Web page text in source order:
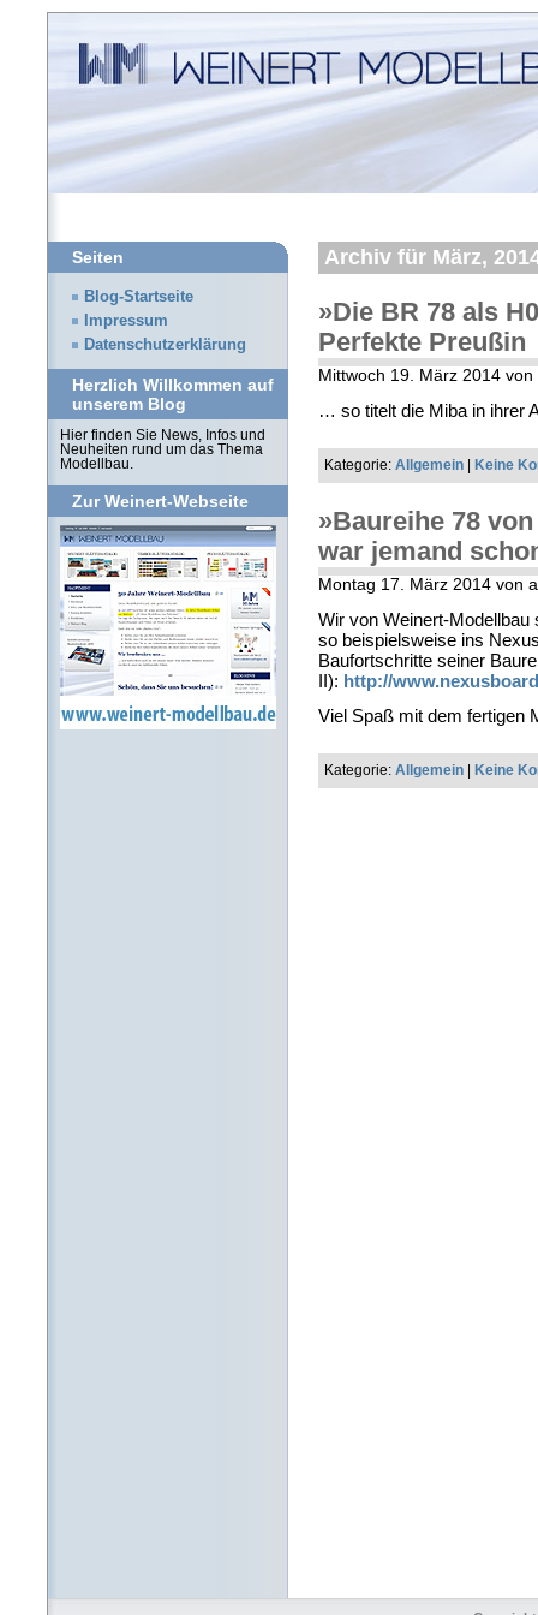
Archiv für März,
»Die BR 78 als
Perfekte Preußin
Mittwoch 19. März 2014
… so titelt die Miba in ihrer
Kategorie: Allgemein | Keine
»Baureihe 78
war jemand
Montag 17. März 2014 von
Wir von Weinert-Modellbau
so beispielsweise ins
Baufortschritte seiner
II): http://
Viel Spaß mit dem fertigen
Kategorie: Allgemein Keine
Seiten
Blog-Startseite
Impressum
Datenschutzerklärung
Herzlich Willkommen auf
unserem Blog
Hier finden Sie News, Infos und
Neuheiten rund um das Thema
Modellbau.
Zur Weinert-Webseite